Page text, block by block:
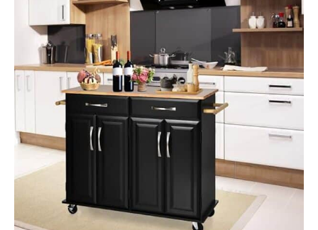
et de grandes poignées
facile. En outre, les
porte-serviettes
peuvent également
servir de poignées de
commande. Roues
verrouillables : avec
des roulettes
pivotantes à 360°, ce
chariot de rangement
de cuisine est facile à
déplacer d'une pièce à
l'autre. 2 roues
verrouillables le
maintiennent en place